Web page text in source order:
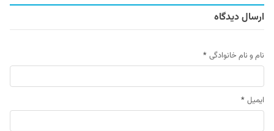
ارسال دیدگاه
نام و نام خانوادگی *
ایمیل *